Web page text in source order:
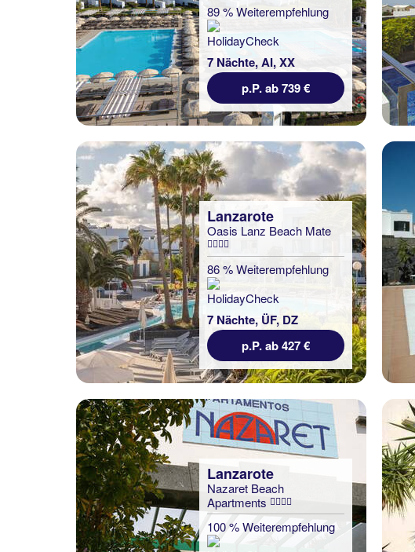
89 % Weiterempfehlung
7 Nächte, AI, XX
p.P. ab 739 €
Lanzarote
Oasis Lanz Beach Mate
86 % Weiterempfehlung
7 Nächte, ÜF, DZ
p.P. ab 427 €
Lanzarote
Nazaret Beach
Apartments
100 % Weiterempfehlung